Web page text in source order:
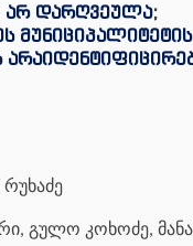
არ დარღვეულა;
გულო კოხოძე,